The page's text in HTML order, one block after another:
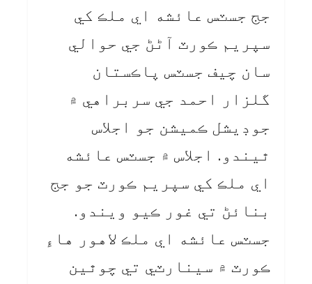
جج جسٽس عائشه اي ملڪ کي
سپريم ڪورٽ آڻڻ جي حوالي
سان چيف جسٽس پاڪستان
گلزار احمد جي سربراهي ۾
جوڊيشل ڪميشن جو اجلاس
ٿيندو. اجلاس ۾ جسٽس عائشه
اي ملڪ کي سپريم ڪورٽ جو جج
بنائڻ تي غور ڪيو ويندو.
جسٽس عائشه اي ملڪ لاهور هاءِ
ڪورٽ ۾ سينارٽي تي چوٿين